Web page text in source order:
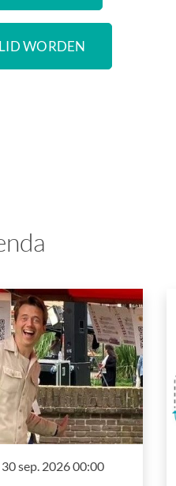
LID WORDEN
sep. 2026 00:00